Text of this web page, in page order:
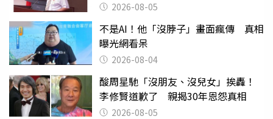
2026-08-05
不是AI！他「沒脖子」畫面瘋傳 真相
曝光網看呆
2026-08-04
酸周星馳「沒朋友、沒兒女」挨轟！
李修賢道歉了 親揭30年恩怨真相
2026-08-05